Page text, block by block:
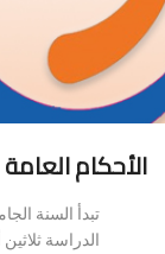
الأحكام العامة
تبدأ السنة
الدراسة